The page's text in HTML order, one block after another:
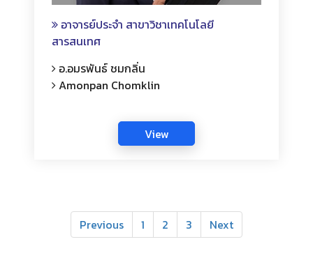
อาจารย์ประจำ สาขาวิชาเทคโนโลยี
สารสนเทศ
อ.อมรพันธ์ ชมกลิ่น
Amonpan Chomklin
Previous 1 2 3 Next